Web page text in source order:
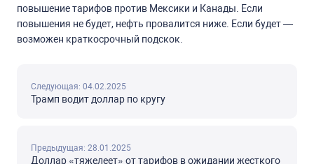
повышение тарифов против Мексики и Канады. Если
повышения не будет, нефть провалится ниже. Если будет —
возможен краткосрочный подскок.
Следующая: 04.02.2025
Трамп водит доллар по кругу
Предыдущая: 28.01.2025
Доллар «тяжелеет» от тарифов в ожидании жесткого